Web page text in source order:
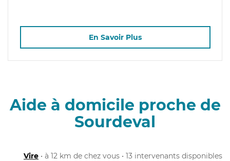
En Savoir Plus
Aide à domicile proche de
Sourdeval
Vire • à 12 km de chez vous • 13 intervenants disponibles